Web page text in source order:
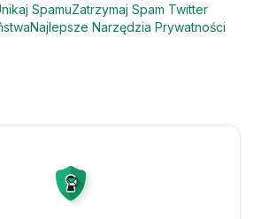
SpamuZatrzymaj Spam Twitter
Najlepsze Narzędzia Prywatności